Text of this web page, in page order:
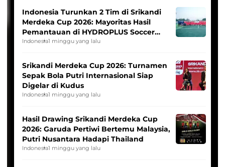
Indonesia Turunkan 2 Tim di Srikandi
Merdeka Cup 2026: Mayoritas Hasil
Pemantauan di HYDROPLUS Soccer
League
Indonesia1 minggu yang lalu
Srikandi Merdeka Cup 2026: Turnamen
Sepak Bola Putri Internasional Siap
Digelar di Kudus
Indonesia1 minggu yang lalu
Hasil Drawing Srikandi Merdeka Cup
2026: Garuda Pertiwi Bertemu Malaysia,
Putri Nusantara Hadapi Thailand
Indonesia1 minggu yang lalu